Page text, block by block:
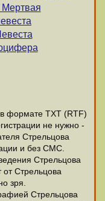
Мертвая
формате ТХТ (RTF)
не нужно -
Стрельцова
и без СМС.
Стрельцова
от Стрельцова
зря.
Стрельцова